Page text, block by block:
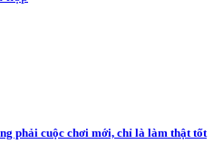
phải cuộc chơi mới, chỉ là làm thật tốt